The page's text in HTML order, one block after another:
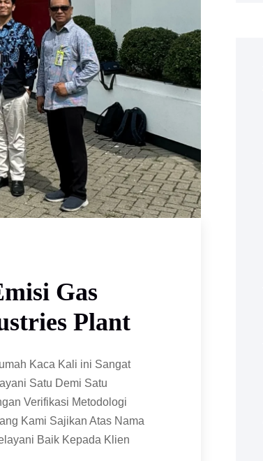
Gas
Plant
Kaca Kali ini Sangat
Satu Demi Satu
Verifikasi Metodologi
Kami Sajikan Atas Nama
Baik Kepada Klien